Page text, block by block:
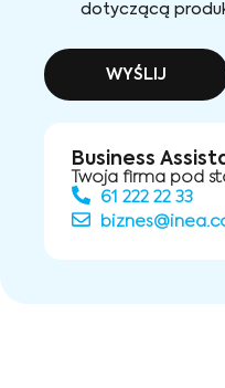
dotyczącą
WYŚLIJ
Business
Twoja firma pod
61 222 22 33